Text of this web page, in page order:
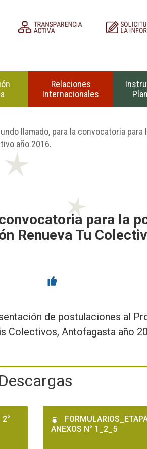
Relaciones
Internacionales
llamado, para la convocatoria para
año 2016.
para la
Renueva Tu
de postulaciones al
Colectivos, Antofagasta año
Descargas
ANEXOS N° 1_2_5